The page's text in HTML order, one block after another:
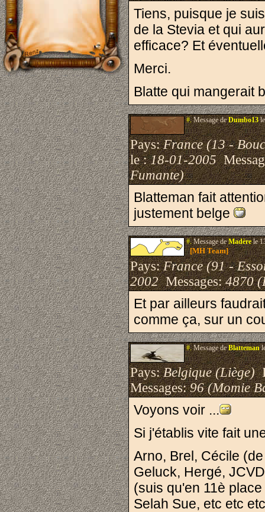
Tiens, puisque je
de la Stevia et qui
efficace? Et
Merci.
Blatte qui mangerait
#.Message deDumbo13le
Pays:France (13 -
le :18-01-2005
Fumante)
Blatteman fait
justement belge
#.Message deMadèrele
[MH Team]
Pays:France (91 -
2002Messages:4870
Et par ailleurs
comme ça, sur un
#.Message deBlatteman
Pays:Belgique (Liège)
Messages:96 (Momie
Voyons voir ...
Si j'établis vite fait
Arno, Brel, Cécile
Geluck, Hergé,
(suis qu'en 11è
Selah Sue, etc etc